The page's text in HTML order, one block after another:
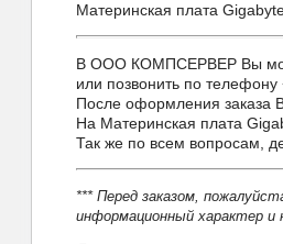
Материнская плата
В ООО КОМПСЕРВЕР Вы
или позвонить по
После оформления заказа
На Материнская плата
Так же по всем вопросам,
*** Перед заказом,
информационный характер